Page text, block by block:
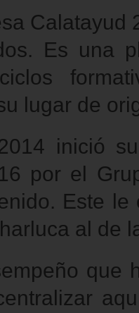
Es una
lugar de
inició
por el
Este
al de
que